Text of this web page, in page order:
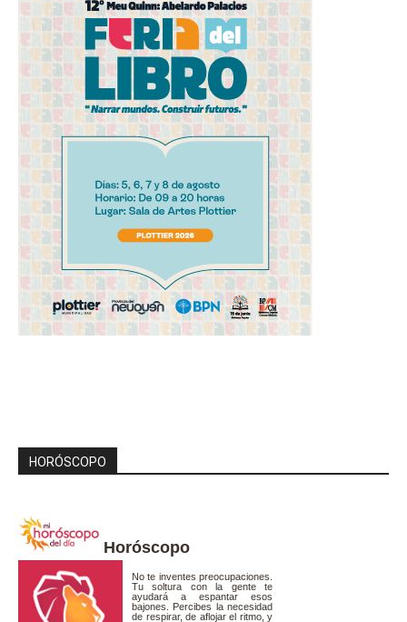
HORÓSCOPO
Horóscopo